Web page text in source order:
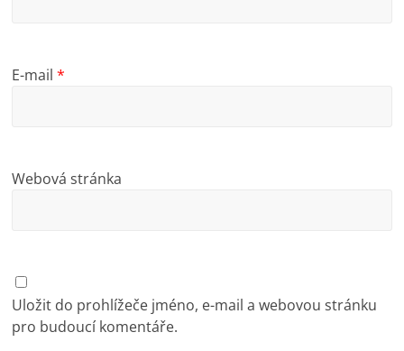
E-mail*
Webová stránka
Uložit do prohlížeče jméno, e-mail a webovou stránku
pro budoucí komentáře.